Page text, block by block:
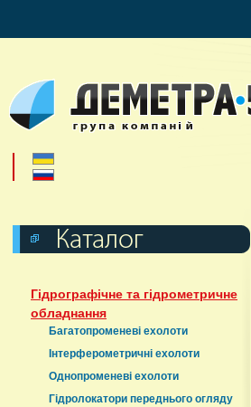
Гідрографічне та гідрометричне
обладнання
Багатопроменеві ехолоти
Інтерферометричні ехолоти
Однопроменеві ехолоти
Гідролокатори переднього огляду